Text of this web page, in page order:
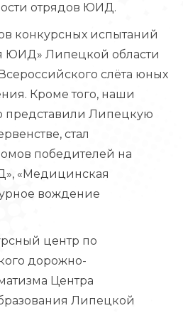
отрядов ЮИД.
конкурсных испытаний
ЮИД» Липецкой области
слёта юных
Кроме того, наши
Липецкую
стал
победителей на
«Медицинская
вождение
центр по
дорожно-
Центра
Липецкой